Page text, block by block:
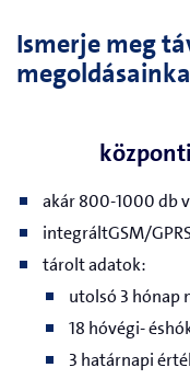
Ismerje meg
akár800-1000 db
integráltGSM/
tárolt adatok:
utolsó 3 hónap
18 hóvégi-és
3 határnapi